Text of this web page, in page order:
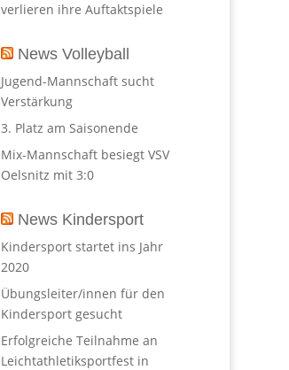
verlieren ihre Auftaktspiele
News Volleyball
Jugend-Mannschaft sucht
Verstärkung
3. Platz am Saisonende
Mix-Mannschaft besiegt VSV
Oelsnitz mit 3:0
News Kindersport
Kindersport startet ins Jahr
2020
Übungsleiter/innen für den
Kindersport gesucht
Erfolgreiche Teilnahme an
Leichtathletiksportfest in